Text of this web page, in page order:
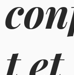
t et